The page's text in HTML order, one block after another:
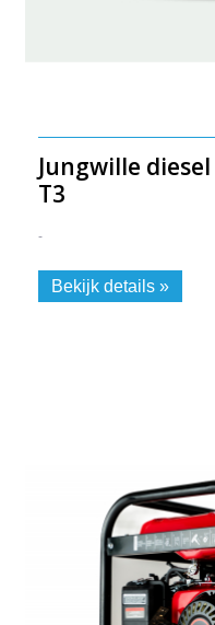
Jungwille
T3
-
Bekijk details »